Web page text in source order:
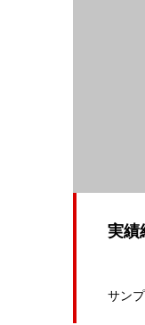
実績
サン